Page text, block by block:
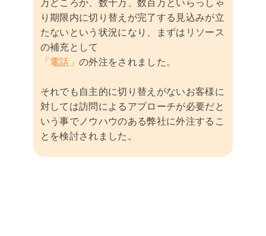
万どころか、数十万、数百万といらっしゃ
り期限内に切り替えが完了する見込みが立
たないという状況になり、まずはリソース
の補充として
「電話」の外注をされました。
それでも自主的に切り替えがないお客様に
対しては訪問によるアプローチが必要だと
いう事でノウハウのある弊社に外注するこ
とを検討されました。